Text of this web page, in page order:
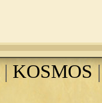
|KOSMOS